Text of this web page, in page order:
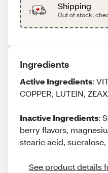
Shipping
Out of stock,
Ingredients
Active Ingredients:
COPPER, LUTEIN,
Inactive Ingredients:
berry flavors,
stearic acid,
See product details